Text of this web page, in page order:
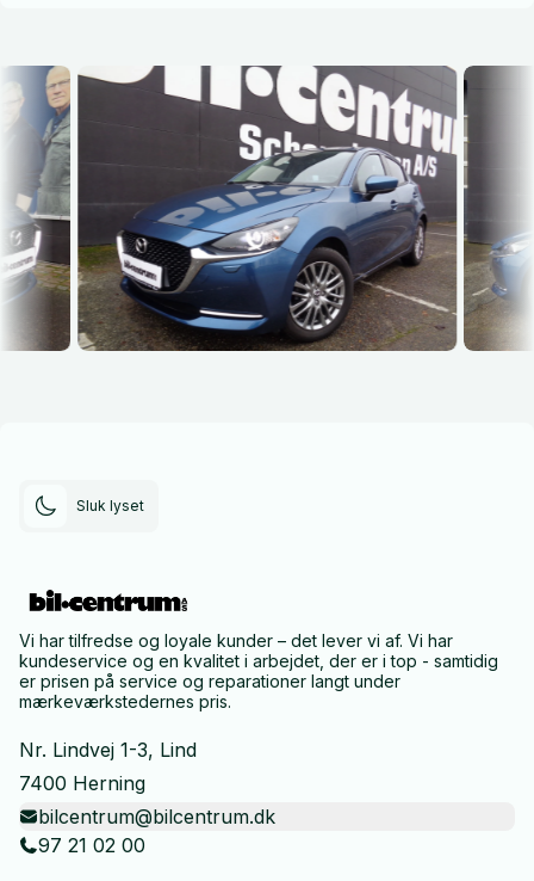
Sluk lyset
Vi har tilfredse og loyale kunder – det lever vi af. Vi har
kundeservice og en kvalitet i arbejdet, der er i top - samtidig
er prisen på service og reparationer langt under
mærkeværkstedernes pris.
Nr. Lindvej 1-3, Lind
7400 Herning
bilcentrum@bilcentrum.dk
97 21 02 00